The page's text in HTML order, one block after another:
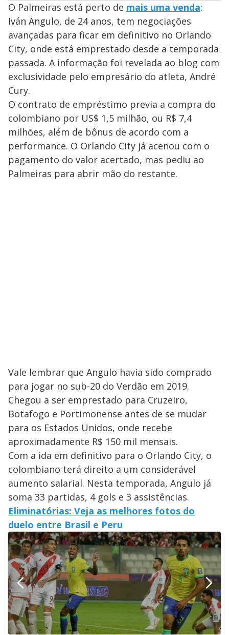
O Palmeiras está perto de mais uma venda:
Iván Angulo, de 24 anos, tem negociações
avançadas para ficar em definitivo no Orlando
City, onde está emprestado desde a temporada
passada. A informação foi revelada ao blog com
exclusividade pelo empresário do atleta, André
Cury.
O contrato de empréstimo previa a compra do
colombiano por US$ 1,5 milhão, ou R$ 7,4
milhões, além de bônus de acordo com a
performance. O Orlando City já acenou com o
pagamento do valor acertado, mas pediu ao
Palmeiras para abrir mão do restante.
Vale lembrar que Angulo havia sido comprado
para jogar no sub-20 do Verdão em 2019.
Chegou a ser emprestado para Cruzeiro,
Botafogo e Portimonense antes de se mudar
para os Estados Unidos, onde recebe
aproximadamente R$ 150 mil mensais.
Com a ida em definitivo para o Orlando City, o
colombiano terá direito a um considerável
aumento salarial. Nesta temporada, Angulo já
soma 33 partidas, 4 gols e 3 assistências.
Eliminatórias: Veja as melhores fotos do
duelo entre Brasil e Peru